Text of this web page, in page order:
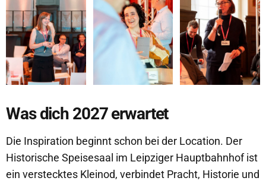
Was dich 2027 erwartet
Die Inspiration beginnt schon bei der Location. Der
Historische Speisesaal im Leipziger Hauptbahnhof ist
ein verstecktes Kleinod, verbindet Pracht, Historie und